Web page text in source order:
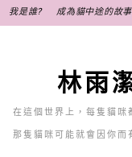
至
我是誰? 成為貓中途的故事
林雨
在這個世界上，每隻貓咪
那隻貓咪可能就會因你而